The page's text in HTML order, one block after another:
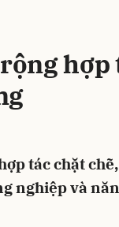
hợp
tác chặt
nghiệp và